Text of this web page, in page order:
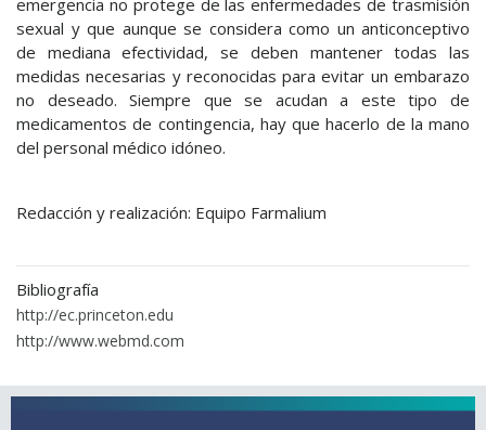
emergencia no protege de las enfermedades de trasmisión
sexual y que aunque se considera como un anticonceptivo
de mediana efectividad, se deben mantener todas las
medidas necesarias y reconocidas para evitar un embarazo
no deseado. Siempre que se acudan a este tipo de
medicamentos de contingencia, hay que hacerlo de la mano
del personal médico idóneo.
Redacción y realización: Equipo Farmalium
Bibliografía
http://ec.princeton.edu
http://www.webmd.com